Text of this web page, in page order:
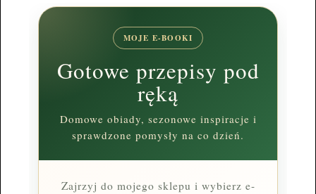
MOJE E-BOOKI
Gotowe przepisy pod
ręką
Domowe obiady, sezonowe inspiracje i
sprawdzone pomysły na co dzień.
Zajrzyj do mojego sklepu i wybierz e-